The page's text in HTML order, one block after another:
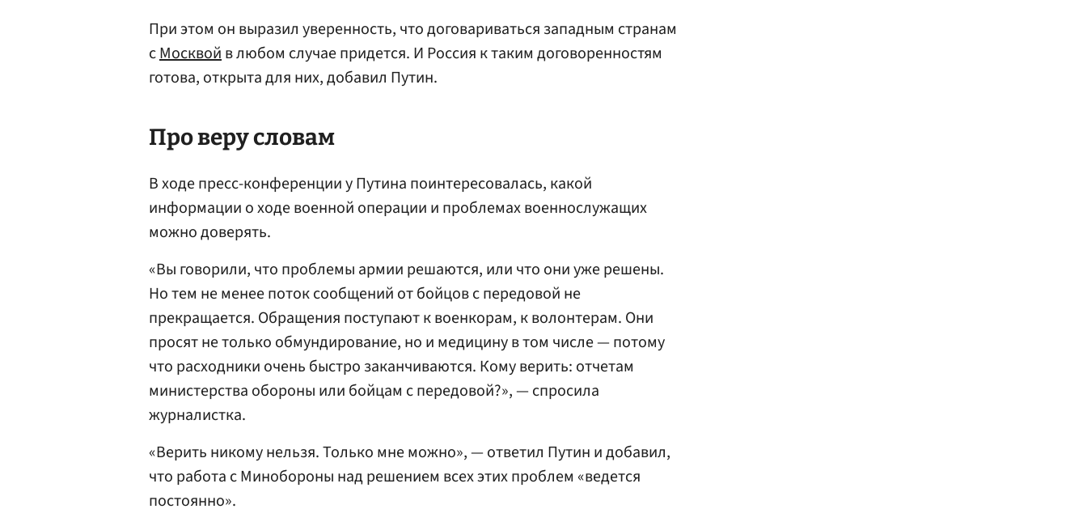
При этом он выразил уверенность, что договариваться западным странам
сМосквойв любом случае придется. И Россия к таким договоренностям
готова, открыта для них, добавил Путин.
Про веру словам
В ходе пресс-конференции у Путина поинтересовалась, какой
информации о ходе военной операции и проблемах военнослужащих
можно доверять.
«Вы говорили, что проблемы армии решаются, или что они уже решены.
Но тем не менее поток сообщений от бойцов с передовой не
прекращается. Обращения поступают к военкорам, к волонтерам. Они
просят не только обмундирование, но и медицину в том числе — потому
что расходники очень быстро заканчиваются. Кому верить: отчетам
министерства обороны или бойцам с передовой?», — спросила
журналистка.
«Верить никому нельзя. Только мне можно», — ответил Путин и добавил,
что работа с Минобороны над решением всех этих проблем «ведется
постоянно».